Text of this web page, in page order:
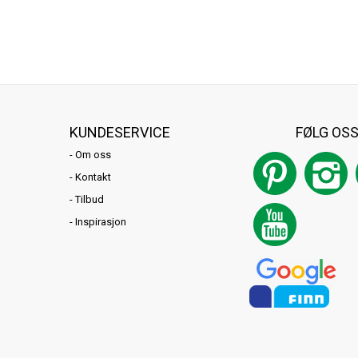
KUNDESERVICE
- Om oss
- Kontakt
-Tilbud
- Inspirasjon
FØLG OSS